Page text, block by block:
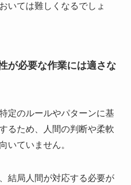
いては難しくなるでしょ
が必要な作業には適さな
定のルールやパターンに基
るため、人間の判断や柔軟
いていません。
結局人間が対応する必要が